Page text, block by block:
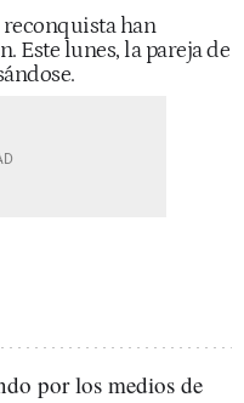
han
Este lunes, la pareja de
por los medios de